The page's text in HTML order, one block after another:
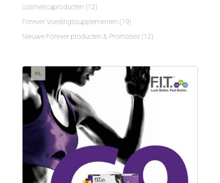
cosmeticaproducten (12)
Forever Voedingssupplementen (19)
Nieuwe Forever producten & Promoties (12)